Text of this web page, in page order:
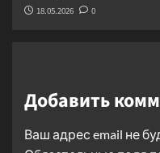
18.05.2026 0
Добавить
Ваш адрес email не